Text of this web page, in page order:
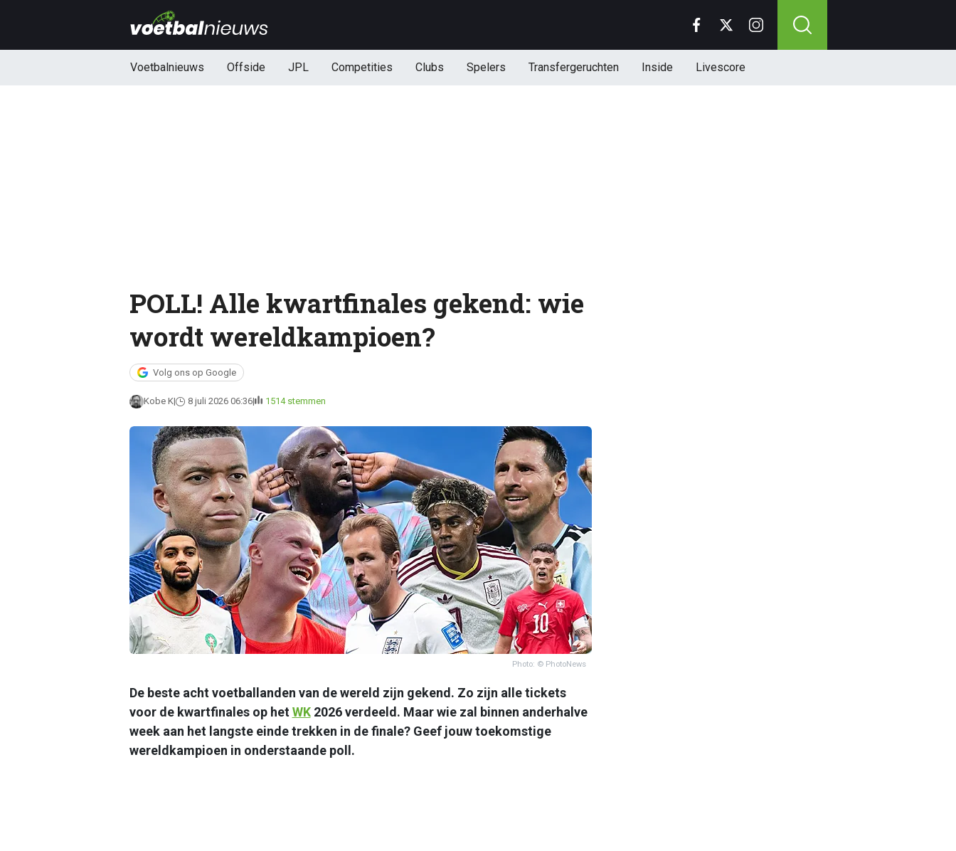
Voetbalnieuws Offside JPL Competities Clubs Spelers Transfergeruchten Inside Livescore
POLL! Alle kwartfinales gekend: wie
wordt wereldkampioen?
Volg ons op Google
Kobe K 8 juli 2026 06:36 1514 stemmen
Photo: © PhotoNews
De beste acht voetballanden van de wereld zijn gekend. Zo zijn alle tickets
voor de kwartfinales op hetWK2026 verdeeld. Maar wie zal binnen anderhalve
week aan het langste einde trekken in de finale? Geef jouw toekomstige
wereldkampioen in onderstaande poll.